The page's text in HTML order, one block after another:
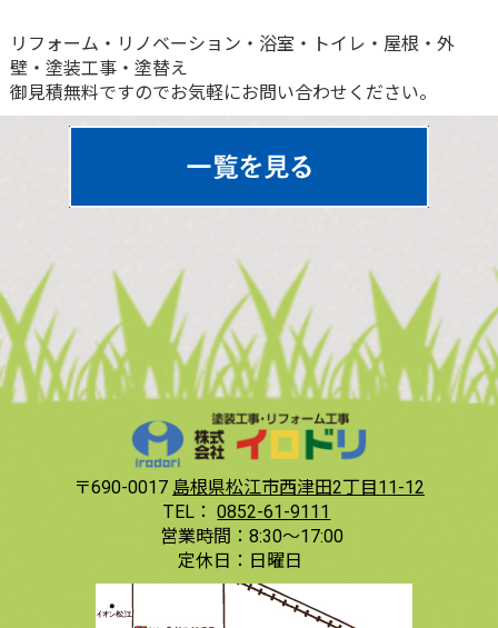
リフォーム・リノベーション・浴室・トイレ・屋根・外
壁・塗装工事・塗替え
御見積無料ですのでお気軽にお問い合わせください。
〒690-0017 島根県松江市西津田2丁目11-12
TEL： 0852-61-9111
営業時間： 8:30〜17:00
定休日： 日曜日